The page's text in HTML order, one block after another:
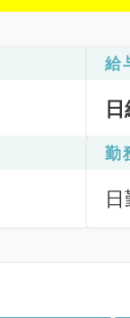
給
勤